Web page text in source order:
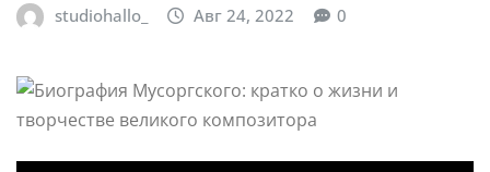
studiohallo_ Авг 24, 2022 0